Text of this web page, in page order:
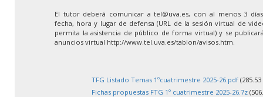
El tutor deberá comunicar a tel@uva.es, con al menos 3
fecha, hora y lugar de defensa (URL de la sesión virtual de
permita la asistencia de público de forma virtual) y se
anuncios virtual http://www.tel.uva.es/tablon/avisos.htm.
TFG Listado Temas 1ºcuatrimestre 2025-26.pdf (285.53
Fichas propuestas FTG 1º cuatrimestre 2025-26.7z